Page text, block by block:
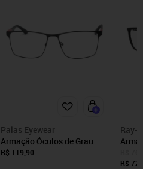
Palas Eyewear
Armação Óculos de Grau
Maculino Quadrada
R$ 119,90
Ray-
R$